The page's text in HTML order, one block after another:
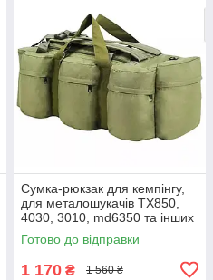
Сумка-рюкзак для кемпінгу,
для металошукачів TX850,
4030, 3010, md6350 та інших
(ємність 100 л)
Готово до відправки
1 170 ₴ 1 560 ₴